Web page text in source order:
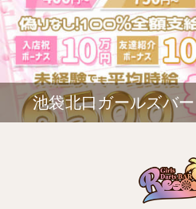
池袋北口ガールズバ